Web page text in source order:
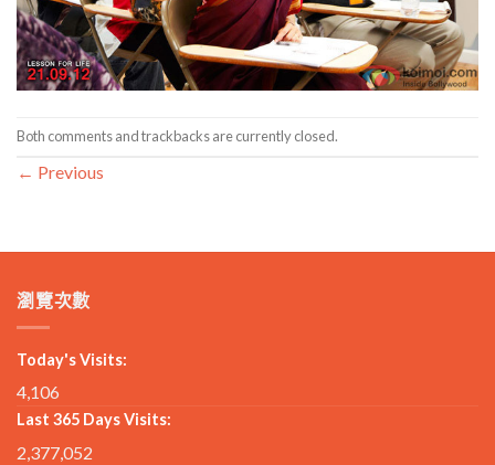
Both comments and trackbacks are currently closed.
← Previous
瀏覽次數
Today's Visits:
4,106
Last 365 Days Visits:
2,377,052